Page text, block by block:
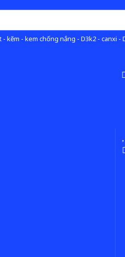
kẽm - kem chống nắng - D3k2 - canxi -